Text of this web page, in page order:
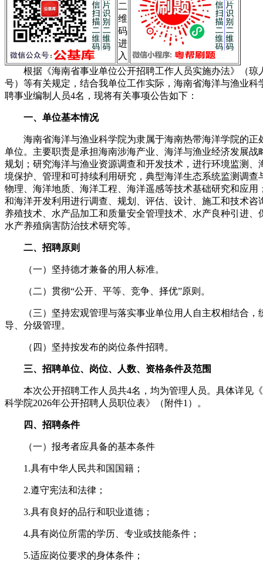
二
维
码
进
入
根据《海南省事业单位公开招聘工作人员实施办法》（琼
号）等有关规定，结合我单位工作实际，海南省海洋与渔业科
聘事业编制人员4名，现将有关事项公告如下：
一、单位基本情况
海南省海洋与渔业科学院为隶属于海南热带海洋学院的正
单位。主要职责是承担海南涉海产业、海洋与渔业经济发展战
规划；研究海洋与渔业资源调查和开发技术，进行环境监测、
境保护、管理和可持续利用研究，典型海洋生态系统监测调查
物理、海洋地质、海洋工程、海洋遥感等技术基础研究和应用
和海洋开发利用进行调查、规划、评估、设计、施工和技术咨
养殖技术、水产品加工和质量安全管理技术、水产良种引进、
水产养殖病害防治技术研究等。
二、招聘原则
（一）坚持德才兼备的用人标准。
（二）贯彻“公开、平等、竞争、择优”原则。
（三）坚持宏观管理与落实事业单位用人自主权相结合，
导、分级管理。
（四）坚持按发布的岗位条件招聘。
三、招聘单位、岗位、人数、资格条件及范围
本次公开招聘工作人员共4名，均为管理人员。具体详见
科学院2026年公开招聘人员职位表》（附件1）。
四、招聘条件
（一）报考者应具备的基本条件
1.具有中华人民共和国国籍；
2.遵守宪法和法律；
3.具有良好的品行和职业道德；
4.具有岗位所需的学历、专业或技能条件；
5.适应岗位要求的身体条件；